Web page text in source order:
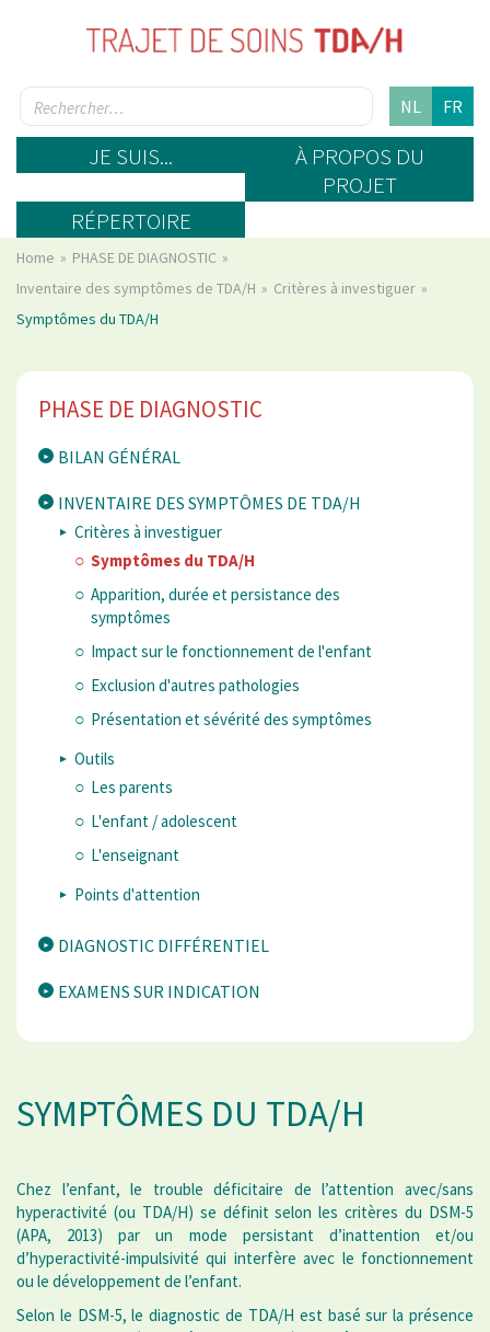
NL FR
JE SUIS...
À PROPOS DU
PROJET
RÉPERTOIRE
Home
PHASE DE DIAGNOSTIC
Inventaire des symptômes de TDA/H
Critères à investiguer
Symptômes du TDA/H
PHASE DE DIAGNOSTIC
BILAN GÉNÉRAL
INVENTAIRE DES SYMPTÔMES DE TDA/H
Critères à investiguer
Symptômes du TDA/H
Apparition, durée et persistance des
symptômes
Impact sur le fonctionnement de l'enfant
Exclusion d'autres pathologies
Présentation et sévérité des symptômes
Outils
Les parents
L'enfant / adolescent
L'enseignant
Points d'attention
DIAGNOSTIC DIFFÉRENTIEL
EXAMENS SUR INDICATION
SYMPTÔMES DU TDA/H
Chez l’enfant, le trouble déficitaire de l’attention avec/sans
hyperactivité (ou TDA/H) se définit selon les critères du DSM-5
(APA, 2013) par un mode persistant d’inattention et/ou
d’hyperactivité-impulsivité qui interfère avec le fonctionnement
ou le développement de l’enfant.
Selon le DSM-5, le diagnostic de TDA/H est basé sur la présence